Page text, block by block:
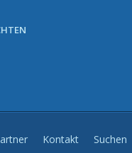
Kontakt Suchen